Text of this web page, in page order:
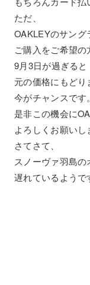
ただ、
OAKLEYのサン
ご購入をご希望の
9月3日が過ぎると
元の価格にもどり
今がチャンスです。
是非この機会に
よろしくお願いし
さてさて、
スノーヴァ羽島
遅れているようで